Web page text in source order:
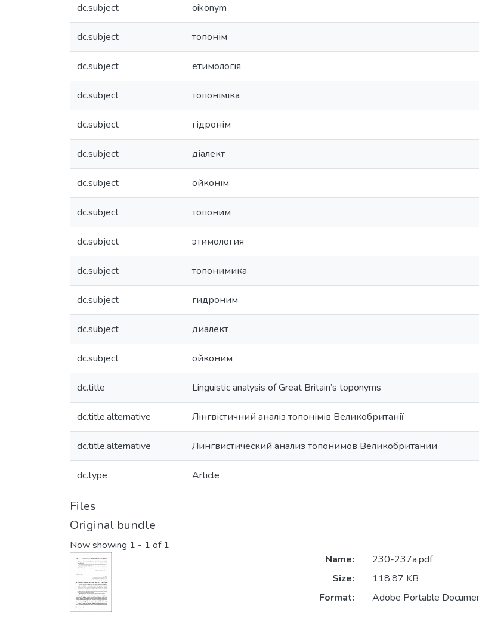
dc.subject oikonym
dc.subject топонім
dc.subject етимологія
dc.subject топоніміка
dc.subject гідронім
dc.subject діалект
dc.subject ойконім
dc.subject топоним
dc.subject этимология
dc.subject топонимика
dc.subject гидроним
dc.subject диалект
dc.subject ойконим
dc.title Linguistic analysis of Great Britain’s toponyms
dc.title.alternative Лінгвістичний аналіз топонімів Великобританії
dc.title.alternative Лингвистический анализ топонимов Великобритании
dc.type Article
Files
Original bundle
Now showing 1 - 1 of 1
Name:
230-237a.pdf
Size:
118.87 KB
Format:
Adobe Portable